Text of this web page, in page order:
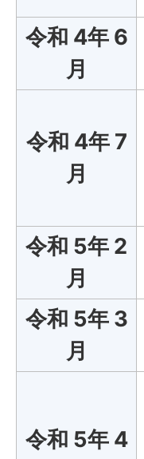
令和 4年 6
月
令和 4年 7
月
令和 5年 2
月
令和 5年 3
月
令和 5年 4